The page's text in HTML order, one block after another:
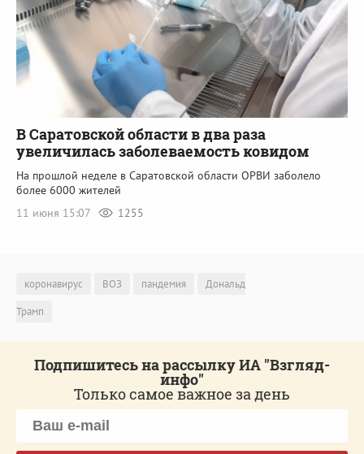
В Саратовской области в два раза
увеличилась заболеваемость ковидом
На прошлой неделе в Саратовской области ОРВИ заболело
более 6000 жителей
11 июня 15:07
1255
коронавирус ВОЗ пандемия
Дональд
Трамп
Подпишитесь на рассылку ИА "Взгляд-
инфо"
Только самое важное за день